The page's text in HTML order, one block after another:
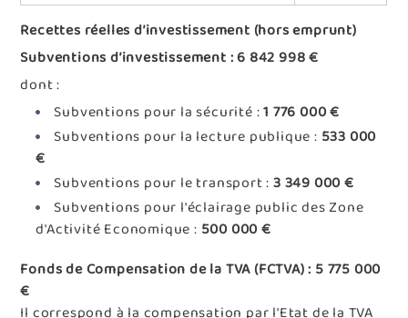
Recettes réelles d’investissement (hors emprunt)
Subventions d’investissement : 6 842 998 €
dont :
Subventions pour la sécurité :1 776 000 €
Subventions pour la lecture publique : 533 000
€
Subventions pour le transport : 3 349 000 €
Subventions pour l'éclairage public des Zone
d'Activité Economique : 500 000 €
Fonds de Compensation de la TVA (FCTVA) : 5 775 000
€
Il correspond à la compensation par l'Etat de la TVA